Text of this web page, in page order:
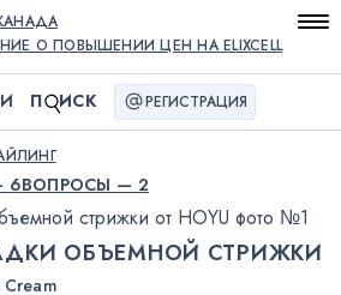
О ПОВЫШЕНИИ ЦЕН НА ELIXCELL
П ИСК РЕГИСТРАЦИЯ
6ВОПРОСЫ — 2
ОБЪЕМНОЙ СТРИЖКИ
Cream